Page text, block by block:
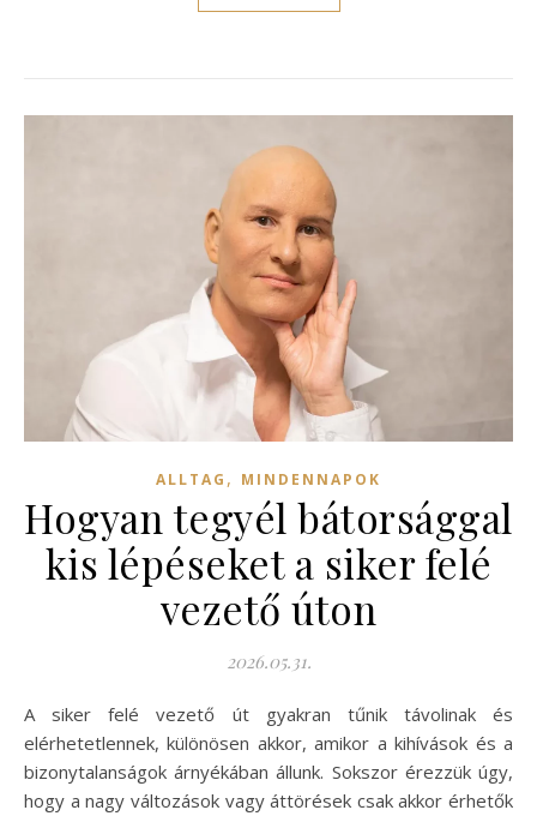
ALLTAG , MINDENNAPOK
Hogyan tegyél bátorsággal
kis lépéseket a siker felé
vezető úton
2026.05.31.
A siker felé vezető út gyakran tűnik távolinak és
elérhetetlennek, különösen akkor, amikor a kihívások és a
bizonytalanságok árnyékában állunk. Sokszor érezzük úgy,
hogy a nagy változások vagy áttörések csak akkor érhetők